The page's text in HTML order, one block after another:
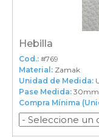
Hebilla
Cod.: #769
Material: Zamak
Unidad de Medida:
Pase Medida: 30mm
Compra Mínima